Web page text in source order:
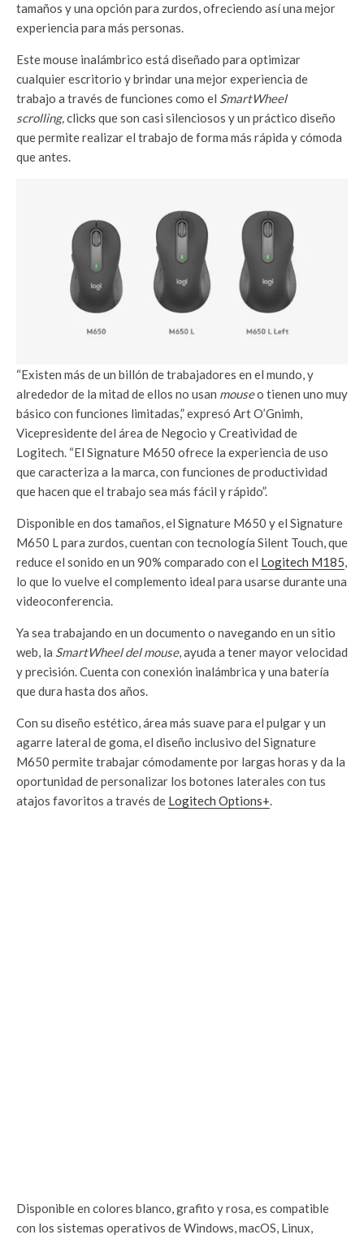
tamaños y una opción para zurdos, ofreciendo así una mejor
experiencia para más personas.
Este mouse inalámbrico está diseñado para optimizar
cualquier escritorio y brindar una mejor experiencia de
trabajo a través de funciones como el SmartWheel
scrolling,clicks que son casi silenciosos y un práctico diseño
que permite realizar el trabajo de forma más rápida y cómoda
que antes.
“Existen más de un billón de trabajadores en el mundo, y
alrededor de la mitad de ellos no usan mouseo tienen uno muy
básico con funciones limitadas,” expresó Art O’Gnimh,
Vicepresidente del área de Negocio y Creatividad de
Logitech. “El Signature M650 ofrece la experiencia de uso
que caracteriza a la marca, con funciones de productividad
que hacen que el trabajo sea más fácil y rápido”.
Disponible en dos tamaños, el Signature M650 y el Signature
M650 L para zurdos, cuentan con tecnología Silent Touch, que
reduce el sonido en un 90% comparado con el Logitech M185,
lo que lo vuelve el complemento ideal para usarse durante una
videoconferencia.
Ya sea trabajando en un documento o navegando en un sitio
web, la SmartWheel del mouse, ayuda a tener mayor velocidad
y precisión. Cuenta con conexión inalámbrica y una batería
que dura hasta dos años.
Con su diseño estético, área más suave para el pulgar y un
agarre lateral de goma, el diseño inclusivo del Signature
M650 permite trabajar cómodamente por largas horas y da la
oportunidad de personalizar los botones laterales con tus
atajos favoritos a través de Logitech Options+.
Disponible en colores blanco, grafito y rosa, es compatible
con los sistemas operativos de Windows, macOS, Linux,